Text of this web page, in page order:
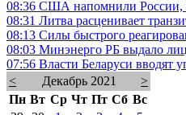
08:36 США напомнили России,
08:31 Литва расценивает
08:13 Силы быстрого
08:03 Минэнерго РБ выдало
07:56 Власти Беларуси вводят
<
Декабрь 2021
>
Пн Вт Ср Чт Пт Сб Вс